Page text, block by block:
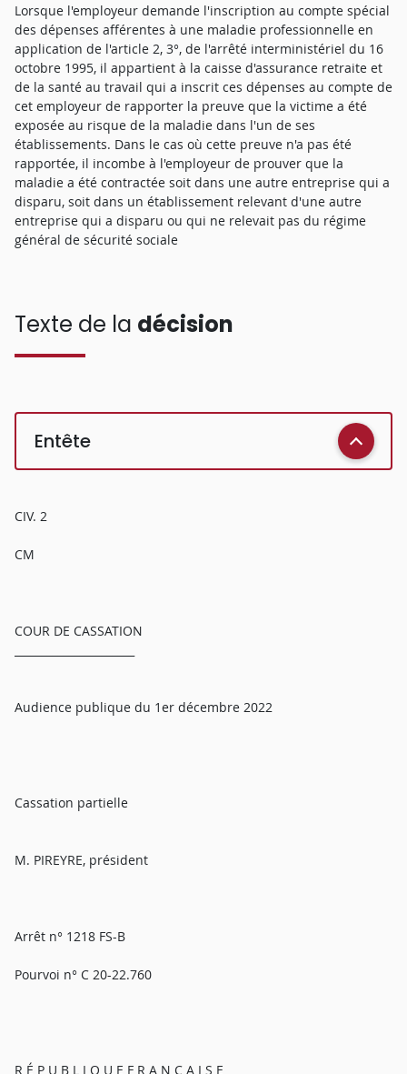
Lorsque l'employeur demande l'inscription au compte spécial
des dépenses afférentes à une maladie professionnelle en
application de l'article 2, 3°, de l'arrêté interministériel du 16
octobre 1995, il appartient à la caisse d'assurance retraite et
de la santé au travail qui a inscrit ces dépenses au compte de
cet employeur de rapporter la preuve que la victime a été
exposée au risque de la maladie dans l'un de ses
établissements. Dans le cas où cette preuve n'a pas été
rapportée, il incombe à l'employeur de prouver que la
maladie a été contractée soit dans une autre entreprise qui a
disparu, soit dans un établissement relevant d'une autre
entreprise qui a disparu ou qui ne relevait pas du régime
général de sécurité sociale
Texte de la décision
Entête
CIV. 2
CM
COUR DE CASSATION
Audience publique du 1er décembre 2022
Cassation partielle
M. PIREYRE, président
Arrêt n° 1218 FS-B
Pourvoi n° C 20-22.760
R É P U B L I Q U E F R A N Ç A I S E